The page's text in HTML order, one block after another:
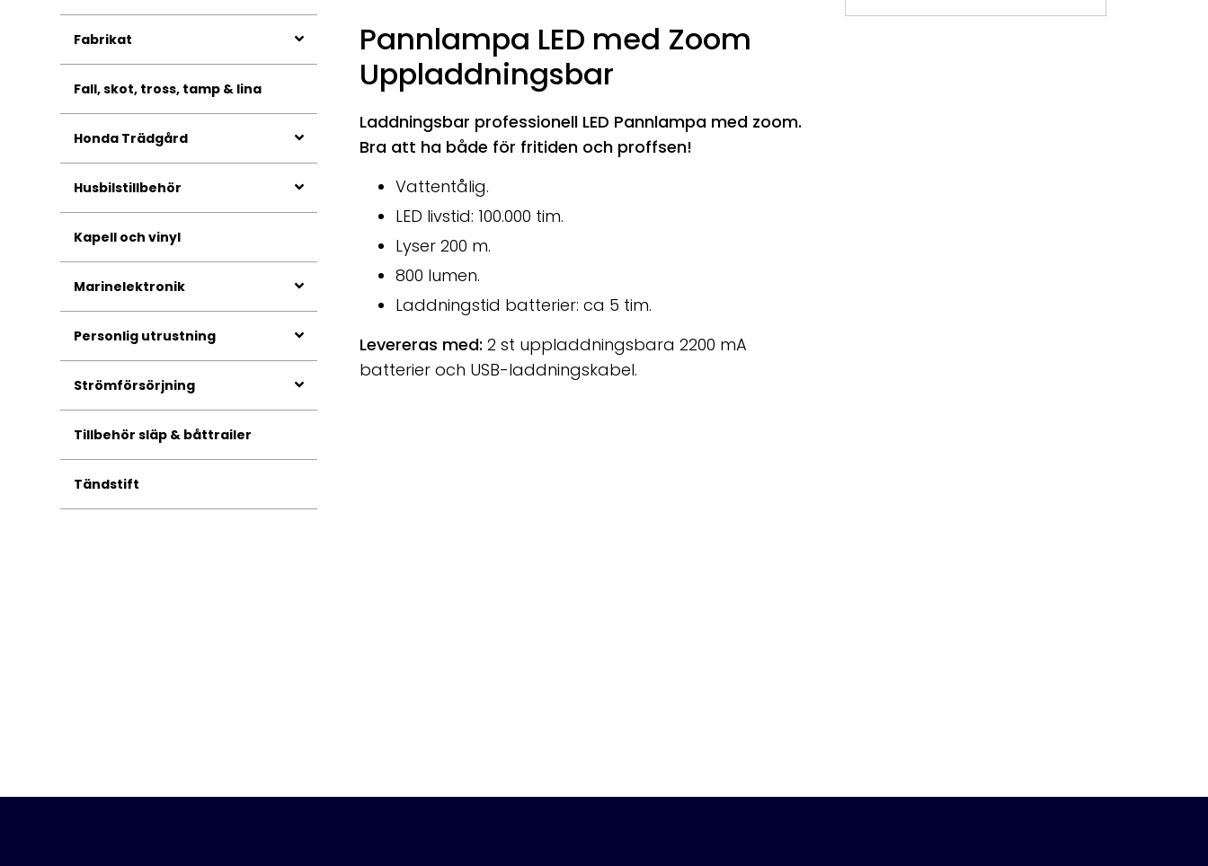
Fabrikat
Fall, skot, tross, tamp & lina
Honda Trädgård
Husbilstillbehör
Kapell och vinyl
Marinelektronik
Personlig utrustning
Strömförsörjning
Tillbehör släp & båttrailer
Tändstift
Pannlampa LED med Zoom
Uppladdningsbar
Laddningsbar professionell LED Pannlampa med zoom.
Bra att ha både för fritiden och proffsen!
Vattentålig.
LED livstid: 100.000 tim.
Lyser 200 m.
800 lumen.
Laddningstid batterier: ca 5 tim.
Levereras med: 2 st uppladdningsbara 2200 mA
batterier och USB-laddningskabel.